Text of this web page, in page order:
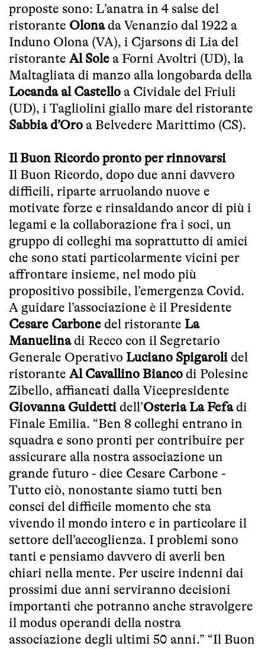
proposte sono: L’anatra in 4 salse del
ristorante Olonada Venanzio dal 1922 a
Induno Olona (VA), i Cjarsons di Lia del
ristorante Al Sole a Forni Avoltri (UD), la
Maltagliata di manzo alla longobarda della
Locanda al Castello a Cividale del Friuli
(UD), i Tagliolini giallo mare del ristorante
Sabbia d’Oro a Belvedere Marittimo (CS).
Il Buon Ricordo pronto per rinnovarsi
Il Buon Ricordo, dopo due anni davvero
difficili, riparte arruolando nuove e
motivate forze e rinsaldando ancor di più i
legami e la collaborazione fra i soci, un
gruppo di colleghi ma soprattutto di amici
che sono stati particolarmente vicini per
affrontare insieme, nel modo più
propositivo possibile, l’emergenza Covid.
A guidare l’associazione è il Presidente
Cesare Carbone del ristorante La
Manuelinadi Recco con il Segretario
Generale Operativo Luciano Spigaroli del
ristorante Al Cavallino Bianco di Polesine
Zibello, affiancati dalla Vicepresidente
Giovanna Guidetti dell’Osteria La Fefa di
Finale Emilia. “Ben 8 colleghi entrano in
squadra e sono pronti per contribuire per
assicurare alla nostra associazione un
grande futuro - dice Cesare Carbone -
Tutto ciò, nonostante siamo tutti ben
consci del difficile momento che sta
vivendo il mondo intero e in particolare il
settore dell’accoglienza. I problemi sono
tanti e pensiamo davvero di averli ben
chiari nella mente. Per uscire indenni dai
prossimi due anni serviranno decisioni
importanti che potranno anche stravolgere
il modus operandi della nostra
associazione degli ultimi 50 anni.” “Il Buon